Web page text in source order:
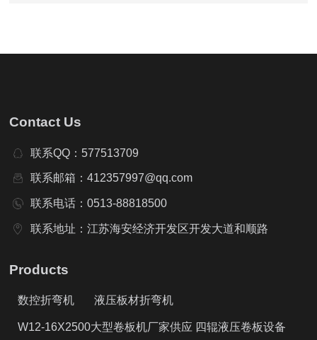
Contact Us
联系QQ：577513709
联系邮箱：412357997@qq.com
联系电话：0513-88818500
联系地址：江苏海安经济开发区开发大道和顺路
Products
数控折弯机 液压板材折弯机
W12-16X2500大型卷板机厂家供应 四辊液压卷板设备